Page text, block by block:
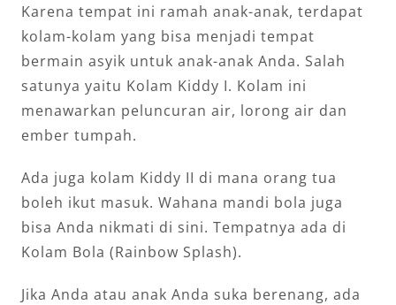
Karena tempat ini ramah anak-anak, terdapat
kolam-kolam yang bisa menjadi tempat
bermain asyik untuk anak-anak Anda. Salah
satunya yaitu Kolam Kiddy I. Kolam ini
menawarkan peluncuran air, lorong air dan
ember tumpah.
Ada juga kolam Kiddy II di mana orang tua
boleh ikut masuk. Wahana mandi bola juga
bisa Anda nikmati di sini. Tempatnya ada di
Kolam Bola (Rainbow Splash).
Jika Anda atau anak Anda suka berenang, ada